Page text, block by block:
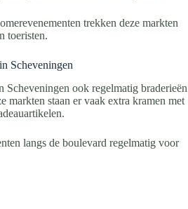
trekken deze markten
toeristen.
Scheveningen
Scheveningen ook regelmatig braderieën
markten staan er vaak extra kramen met
langs de boulevard regelmatig voor